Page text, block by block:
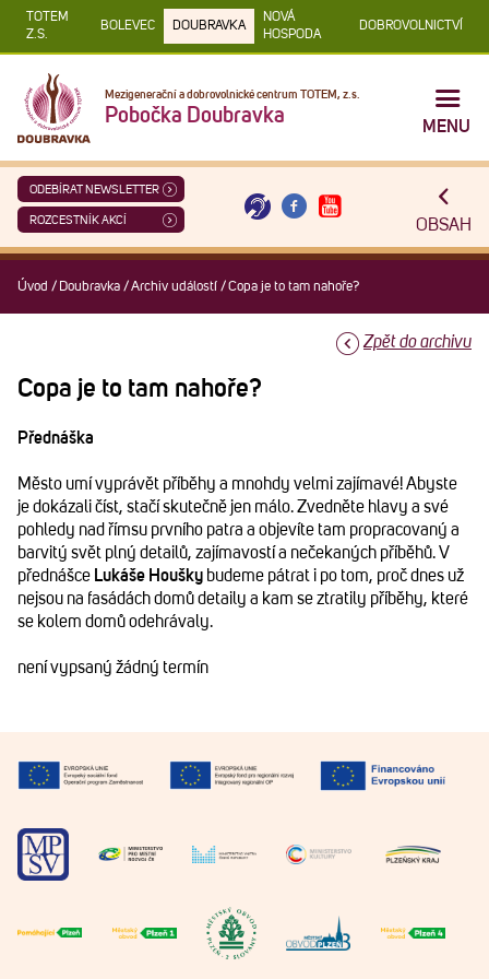
TOTEM
Z.S.
BOLEVEC DOUBRAVKA
NOVÁ
HOSPODA
DOBROVOLNICTVÍ
Mezigenerační a dobrovolnické centrum TOTEM, z.s.
Pobočka Doubravka
MENU
ODEBÍRAT NEWSLETTER
ROZCESTNÍK AKCÍ OBSAH
Úvod / Doubravka /Archiv událostí /Copa je to tam nahoře?
Zpět do archivu
Copa je to tam nahoře?
Přednáška
Město umí vyprávět příběhy a mnohdy velmi zajímavé! Abyste
je dokázali číst, stačí skutečně jen málo. Zvedněte hlavy a své
pohledy nad římsu prvního patra a objevíte tam propracovaný a
barvitý svět plný detailů, zajímavostí a nečekaných příběhů. V
přednášce Lukáše Houšky budeme pátrat i po tom, proč dnes už
nejsou na fasádách domů detaily a kam se ztratily příběhy, které
se kolem domů odehrávaly.
není vypsaný žádný termín